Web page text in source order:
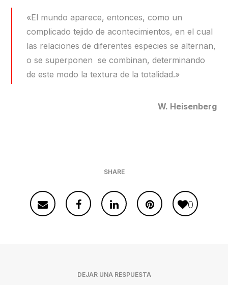
«El mundo aparece, entonces, como un
complicado tejido de acontecimientos, en el cual
las relaciones de diferentes especies se alternan,
o se superponen se combinan, determinando
de este modo la textura de la totalidad.»
W. Heisenberg
SHARE
0
DEJAR UNA RESPUESTA